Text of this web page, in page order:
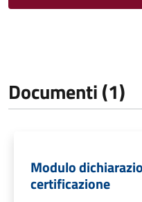
Documenti (1)
Modulo
certificazione